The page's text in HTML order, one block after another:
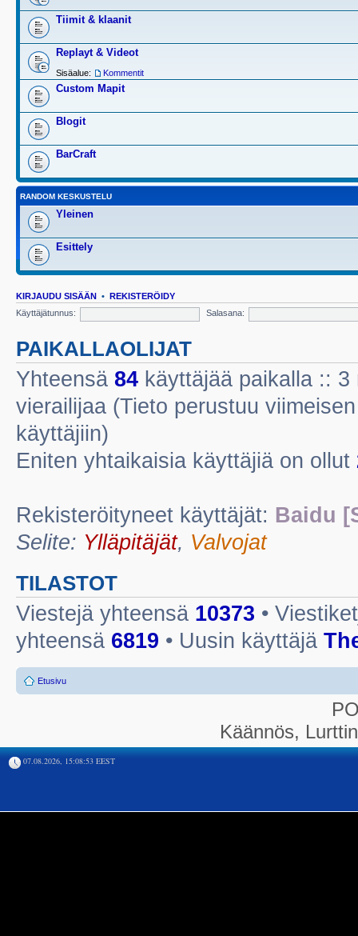
Tiimit & klaanit
Replayt & Videot
Sisäalue: Kommentit
Custom Mapit
Blogit
BarCraft
RANDOM KESKUSTELU
Yleinen
Esittely
KIRJAUDU SISÄÄN • REKISTERÖIDY
Käyttäjätunnus:
Salasana:
PAIKALLAOLIJAT
Yhteensä 84 käyttäjää paikalla ::
vierailijaa (Tieto perustuu
käyttäjiin)
Eniten yhtaikaisia käyttäjiä on ollut
Rekisteröityneet käyttäjät: Baidu
Selite: Ylläpitäjät, Valvojat
TILASTOT
Viestejä yhteensä 10373 •
yhteensä 6819 • Uusin käyttäjä
Etusivu
Käännös,
07.08.2026, 15:08:53 EEST